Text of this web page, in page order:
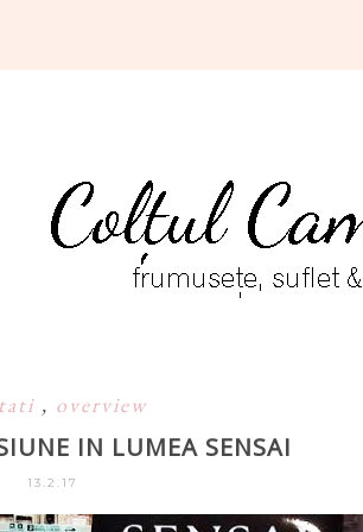
, overview
IN LUMEA SENSAI
13.2.17